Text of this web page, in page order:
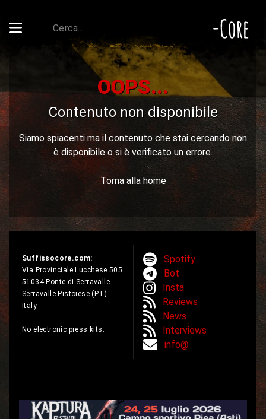
-Core
OOPS...
Contenuto non disponibile
Siamo spiacenti ma il contenuto che stai cercando non
è disponibile o si è verificato un errore.
Torna alla home
Suffissocore.com:
Via Provinciale Lucchese 505
51034 Ponte di Serravalle
Serravalle Pistoiese (PT)
Italy
No electronic press kits.
Spotify
Bot
Insta
Reviews
News
Interviews
info@